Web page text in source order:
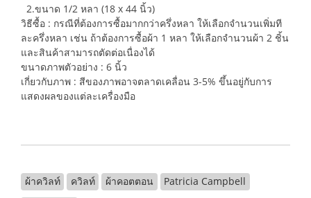
2.ขนาด 1/2 หลา (18 x 44 นิ้ว)
วิธีซื้อ : กรณีที่ต้องการซื้อมากกว่าครึ่งหลา ให้เลือกจำนวนเพิ่มที
ละครึ่งหลา เช่น ถ้าต้องการซื้อผ้า 1 หลา ให้เลือกจำนวนผ้า 2 ชิ้น
และสินค้าสามารถตัดต่อเนื่องได้
ขนาดภาพตัวอย่าง : 6 นิ้ว
เกี่ยวกับภาพ : สีของภาพอาจตลาดเคลื่อน 3-5% ขึ้นอยู่กับการ
แสดงผลของแต่ละเครื่องมือ
ผ้าควิลท์ ควิลท์ ผ้าคอตตอน
Patricia Campbell